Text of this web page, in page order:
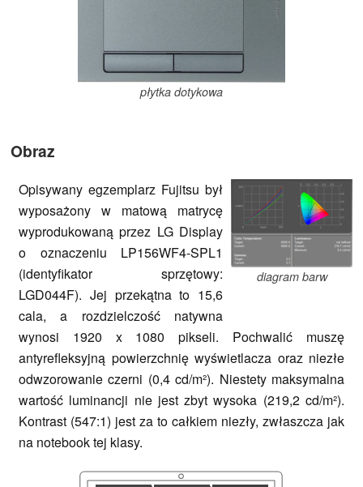
płytka dotykowa
Obraz
diagram barw
Opisywany egzemplarz Fujitsu był
wyposażony w matową matrycę
wyprodukowaną przez LG Display
o oznaczeniu LP156WF4-SPL1
(identyfikator sprzętowy:
LGD044F). Jej przekątna to 15,6
cala, a rozdzielczość natywna
wynosi 1920 x 1080 pikseli. Pochwalić muszę
antyrefleksyjną powierzchnię wyświetlacza oraz niezłe
odwzorowanie czerni (0,4 cd/m²). Niestety maksymalna
wartość luminancji nie jest zbyt wysoka (219,2 cd/m²).
Kontrast (547:1) jest za to całkiem niezły, zwłaszcza jak
na notebook tej klasy.